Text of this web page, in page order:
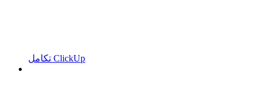
تكامل ClickUp